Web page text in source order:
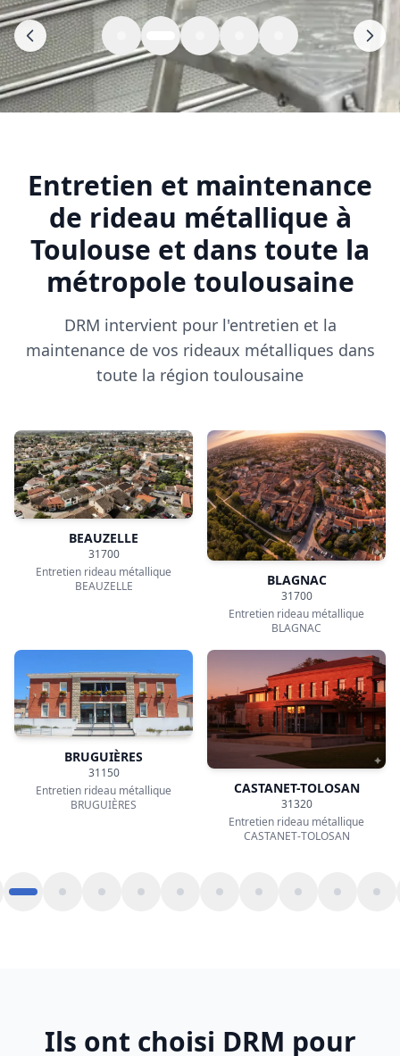
Entretien et maintenance
de rideau métallique à
Toulouse et dans toute la
métropole toulousaine
DRM intervient pour l'entretien et la
maintenance de vos rideaux métalliques dans
toute la région toulousaine
CASTELGINEST
31780
Entretien rideau métallique
CASTELGINEST
COLOMIERS
31770
Entretien rideau métallique
COLOMIERS
CORNEBARRIEU
31700
Entretien rideau métallique
CORNEBARRIEU
CUGNAUX
31270
Entretien rideau métallique
CUGNAUX
Ils ont choisi DRM pour
l'Entretien de leur rideau
Des clients satisfaits à Toulouse et en Haute-
Mon rideau métallique était complètement